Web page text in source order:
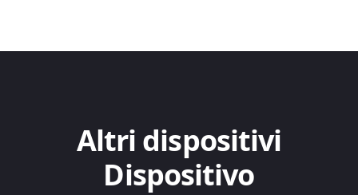
Altri dispositivi
Dispositivo